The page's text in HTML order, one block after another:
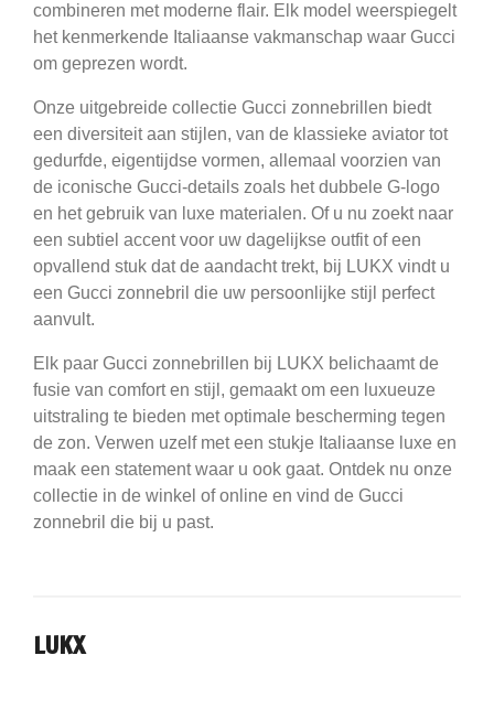
combineren met moderne flair. Elk model weerspiegelt
het kenmerkende Italiaanse vakmanschap waar Gucci
om geprezen wordt.
Onze uitgebreide collectie Gucci zonnebrillen biedt
een diversiteit aan stijlen, van de klassieke aviator tot
gedurfde, eigentijdse vormen, allemaal voorzien van
de iconische Gucci-details zoals het dubbele G-logo
en het gebruik van luxe materialen. Of u nu zoekt naar
een subtiel accent voor uw dagelijkse outfit of een
opvallend stuk dat de aandacht trekt, bij LUKX vindt u
een Gucci zonnebril die uw persoonlijke stijl perfect
aanvult.
Elk paar Gucci zonnebrillen bij LUKX belichaamt de
fusie van comfort en stijl, gemaakt om een luxueuze
uitstraling te bieden met optimale bescherming tegen
de zon. Verwen uzelf met een stukje Italiaanse luxe en
maak een statement waar u ook gaat. Ontdek nu onze
collectie in de winkel of online en vind de Gucci
zonnebril die bij u past.
LUKX